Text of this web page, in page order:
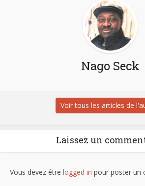
Nago Seck
Voir tous les articles de
Laissez un
Vous devez être logged in pour poster un